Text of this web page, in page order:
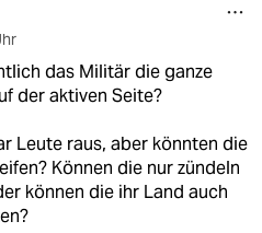
das Militär die ganze
der aktiven Seite?
Leute raus, aber könnten die
Können die nur zündeln
können die ihr Land auch